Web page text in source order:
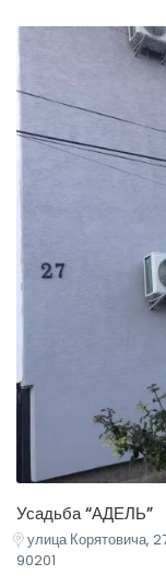
Усадьба “АДЕЛЬ”
улица Корятовича,
90201